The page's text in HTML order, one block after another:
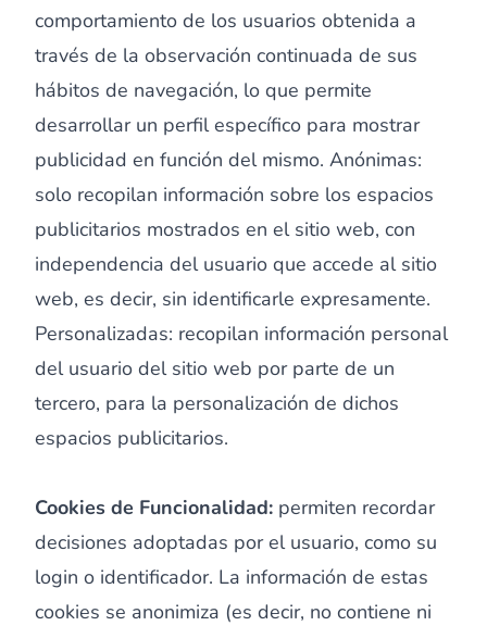
comportamiento de los usuarios obtenida a
través de la observación continuada de sus
hábitos de navegación, lo que permite
desarrollar un perfil específico para mostrar
publicidad en función del mismo. Anónimas:
solo recopilan información sobre los espacios
publicitarios mostrados en el sitio web, con
independencia del usuario que accede al sitio
web, es decir, sin identificarle expresamente.
Personalizadas: recopilan información personal
del usuario del sitio web por parte de un
tercero, para la personalización de dichos
espacios publicitarios.
Cookies de Funcionalidad: permiten recordar
decisiones adoptadas por el usuario, como su
login o identificador. La información de estas
cookies se anonimiza (es decir, no contiene ni